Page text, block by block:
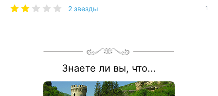
2 звезды 1
Знаете ли вы, что...